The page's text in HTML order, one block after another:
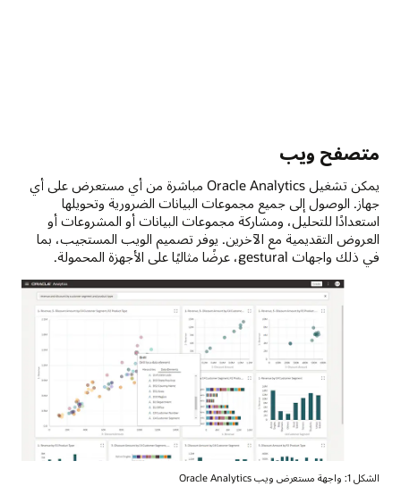
متصفح ويب
يمكن تشغيل Oracle Analytics مباشرة من أي مستعرض على أي
جهاز. الوصول إلى جميع مجموعات البيانات الضرورية وتحويلها
استعدادًا للتحليل، ومشاركة مجموعات البيانات أو المشروعات أو
العروض التقديمية مع الآخرين. يوفر تصميم الويب المستجيب، بما
في ذلك واجهات gestural، عرضًا مثاليًا على الأجهزة المحمولة.
الشكل 1: واجهة مستعرض ويب Oracle Analytics